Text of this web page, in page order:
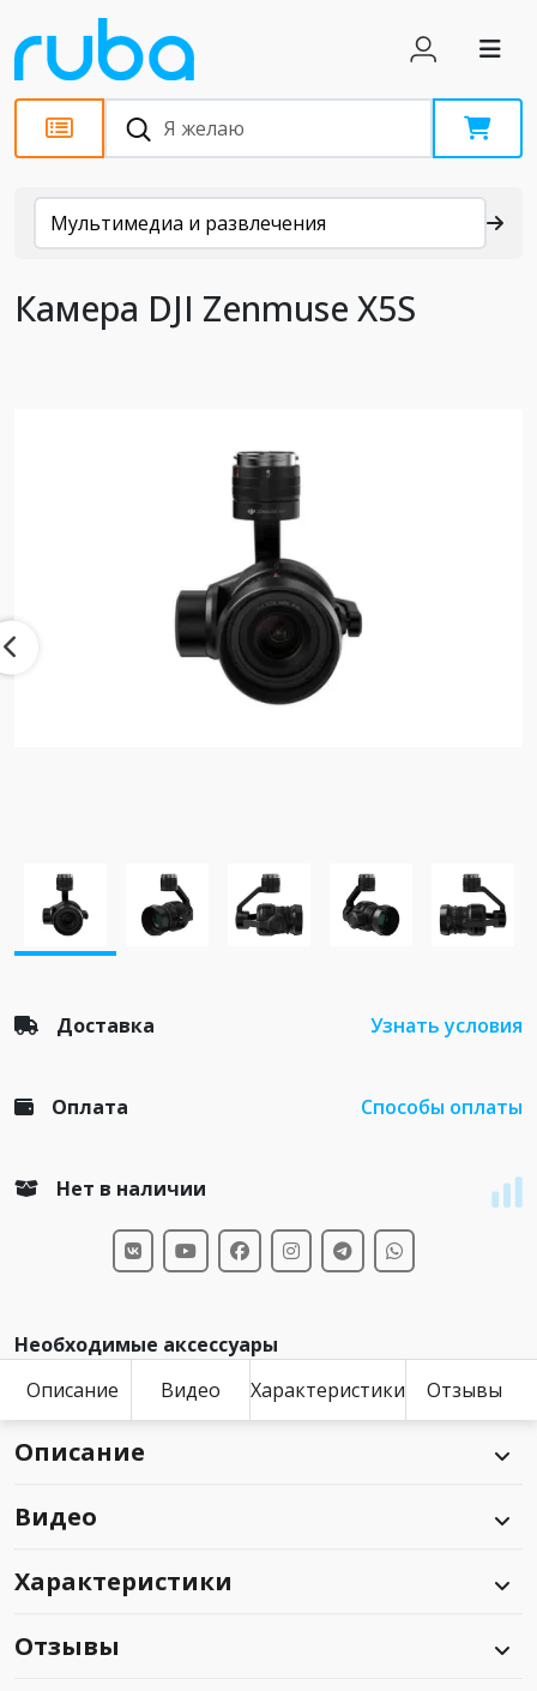
Каталог
Мультимедиа и развлечения
Камера DJI Zenmuse X5S
Доставка Узнать условия
Оплата Способы оплаты
Нет в наличии
Необходимые аксессуары
Описание
Видео Характеристики Отзывы
Описание
Видео
Характеристики
Отзывы